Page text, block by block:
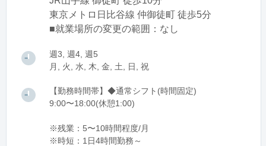
東京メトロ日比谷線 仲御徒町 徒歩5分
■就業場所の変更の範囲：なし
週3, 週4, 週5
月, 火, 水, 木, 金, 土, 日, 祝
【勤務時間帯】◆通常シフト(時間固定)
9:00〜18:00(休憩1:00)
※残業：5〜10時間程度/月
※時短：1日4時間勤務～